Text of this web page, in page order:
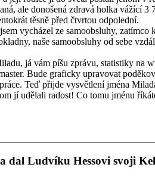
ale donošená zdravá holka vážící 3
těsně před čtvrtou odpolední.
vycházel ze samoobsluhy, zatímco
naše samoobsluhy od sebe
já vám píšu zprávu, statistiky na
Bude graficky upravovat
Teď přijde vysvětlení jména
jí udělali radost! Co tomu jménu
dal Ludvíku Hessovi svoji